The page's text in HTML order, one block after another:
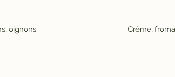
oignons Crème,